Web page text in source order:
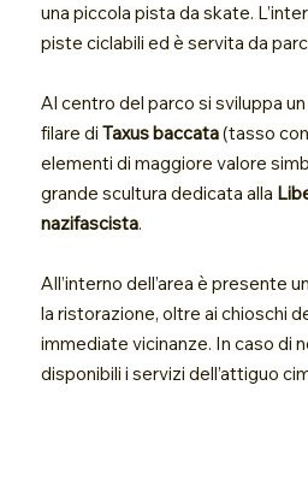
una piccola pista da skate.
piste ciclabili ed è servita da
Al centro del parco si sviluppa
filare diTaxus baccata(tasso
elementi di maggiore valore
grande scultura dedicata alla
nazifascista.
All’interno dell’area è presente
la ristorazione, oltre ai chioschi
immediate vicinanze. In caso di
disponibili i servizi dell’attiguo